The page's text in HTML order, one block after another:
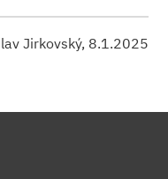
Jirkovský, 8.1.2025